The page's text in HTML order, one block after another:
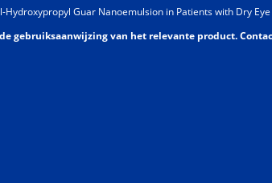
Guar Nanoemulsion in Patients with Dry
gebruiksaanwijzing van het relevante product.